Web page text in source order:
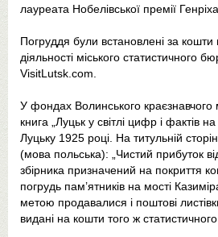
лауреата Нобелівської премії
Погруддя були встановлені за кошти
діяльності міського статистичного
VisitLutsk.com.
У фондах Волинського краєзнавчого
книга „Луцьк у світлі цифр і фактів
Луцьку 1925 році. На титульній
(мова польська): „Чистий прибуток
збірника призначений на покриття
погрудь пам’ятників на мості
метою продавалися і поштові
видані на кошти того ж